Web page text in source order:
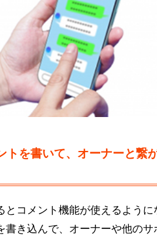
トを書いて、オーナーと繋
とコメント機能が使えるように
書き込んで、オーナーや他のサ